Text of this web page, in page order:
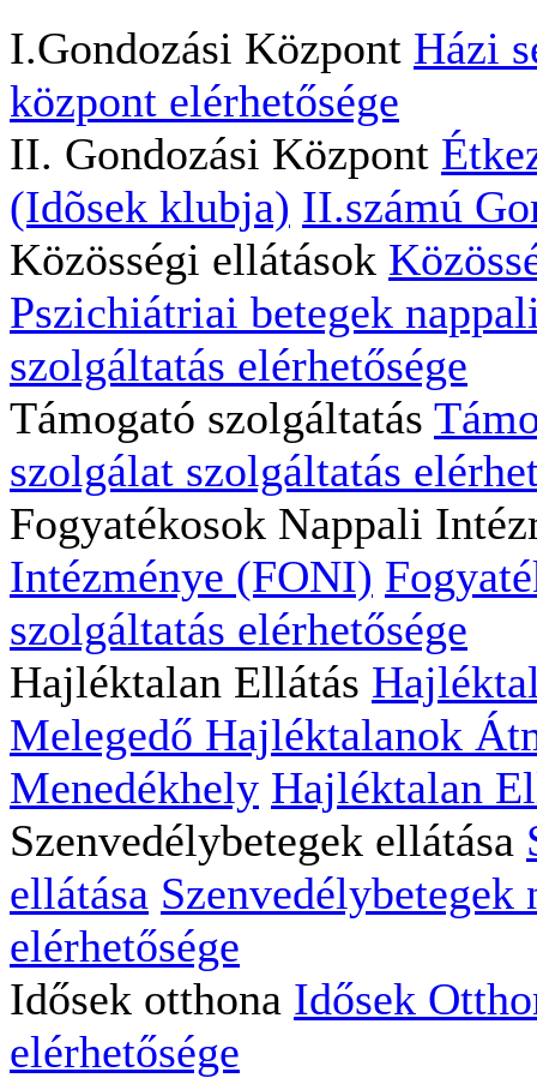
I.Gondozási Központ Házi
központ elérhetősége
II. Gondozási Központ
(Idõsek klubja) II.számú
Közösségi ellátások
Pszichiátriai betegek
szolgáltatás elérhetősége
Támogató szolgáltatás
szolgálat szolgáltatás
Fogyatékosok Nappali
Intézménye (FONI)
szolgáltatás elérhetősége
Hajléktalan Ellátás
Melegedő Hajléktalanok
Menedékhely Hajléktalan
Szenvedélybetegek ellátása
ellátása Szenvedélybetegek
elérhetősége
Idősek otthona Idősek
elérhetősége